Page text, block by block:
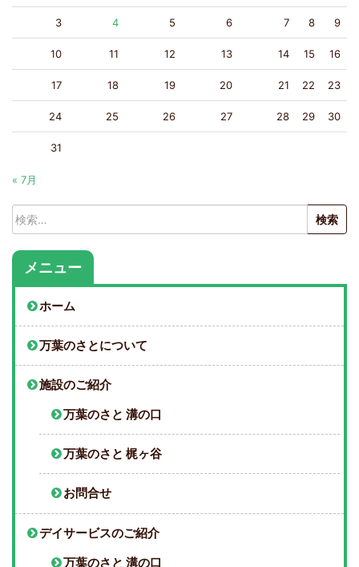
3 4 5 6 7 8 9
10 11 12 13 14 15 16
17 18 19 20 21 22 23
24 25 26 27 28 29 30
31
« 7月
検
索:
メニュー
ホーム
万葉のさとについて
施設のご紹介
万葉のさと 溝の口
万葉のさと 梶ヶ谷
お問合せ
デイサービスのご紹介
万葉のさと 溝の口